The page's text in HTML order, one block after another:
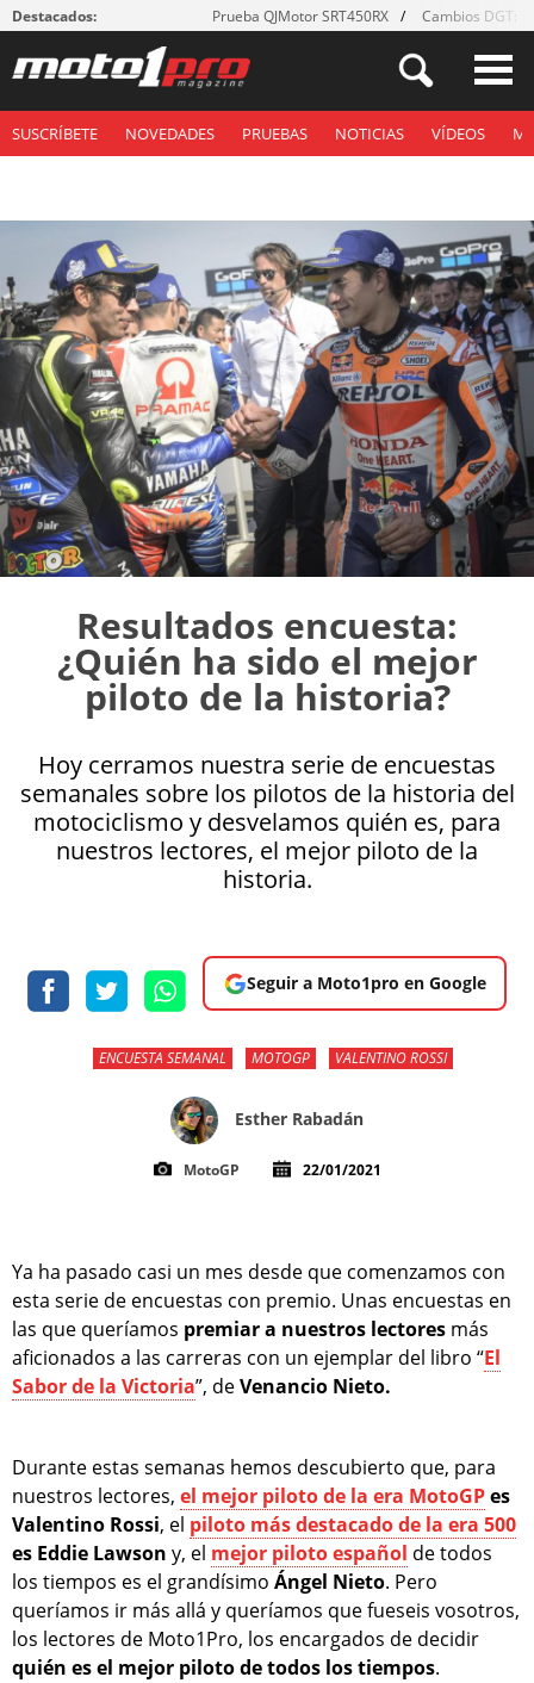
Destacados: Prueba QJMotor SRT450RX Cambios DGT:
SUSCRÍBETE NOVEDADES PRUEBAS NOTICIAS VÍDEOS
Resultados encuesta:
¿Quién ha sido el mejor
piloto de la historia?
Hoy cerramos nuestra serie de encuestas
semanales sobre los pilotos de la historia del
motociclismo y desvelamos quién es, para
nuestros lectores, el mejor piloto de la
historia.
Seguir a Moto1pro en Google
ENCUESTA SEMANAL MOTOGP VALENTINO ROSSI
Esther Rabadán
MotoGP 22/01/2021
Ya ha pasado casi un mes desde que comenzamos con
esta serie de encuestas con premio. Unas encuestas en
las que queríamos premiar a nuestros lectores más
aficionados a las carreras con un ejemplar del libro “El
Sabor de la Victoria”, deVenancio Nieto.
Durante estas semanas hemos descubierto que, para
nuestros lectores, el mejor piloto de la era MotoGPes
Valentino Rossi, el piloto más destacado de la era 500
es Eddie Lawson y, el mejor piloto español de todos
los tiempos es el grandísimo Ángel Nieto. Pero
queríamos ir más allá y queríamos que fueseis vosotros,
los lectores de Moto1Pro, los encargados de decidir
quién es el mejor piloto de todos los tiempos.